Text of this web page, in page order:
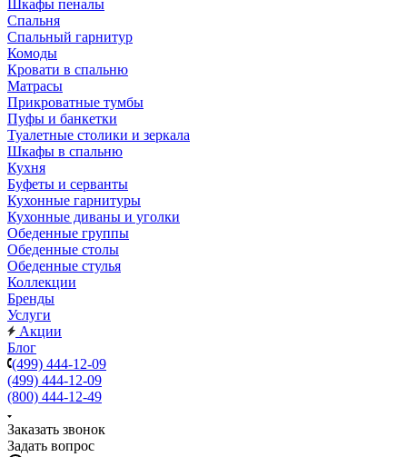
Шкафы пеналы
Спальня
Спальный гарнитур
Комоды
Кровати в спальню
Матрасы
Прикроватные тумбы
Пуфы и банкетки
Туалетные столики и зеркала
Шкафы в спальню
Кухня
Буфеты и серванты
Кухонные гарнитуры
Кухонные диваны и уголки
Обеденные группы
Обеденные столы
Обеденные стулья
Коллекции
Бренды
Услуги
Акции
Блог
(499) 444-12-09
(499) 444-12-09
(800) 444-12-49
Заказать звонок
Задать вопрос